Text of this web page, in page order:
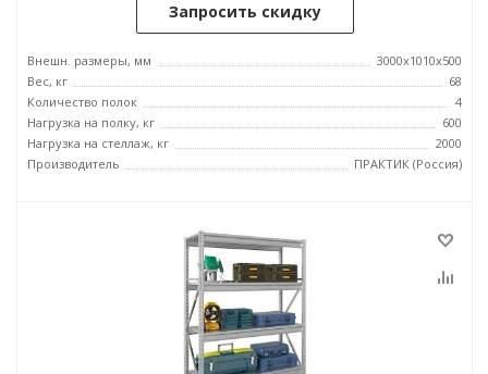
Запросить скидку
Внешн. размеры, мм
3000x1010x500
Вес, кг
68
Количество полок
4
Нагрузка на полку, кг
600
Нагрузка на стеллаж, кг
2000
Производитель
ПРАКТИК (Россия)